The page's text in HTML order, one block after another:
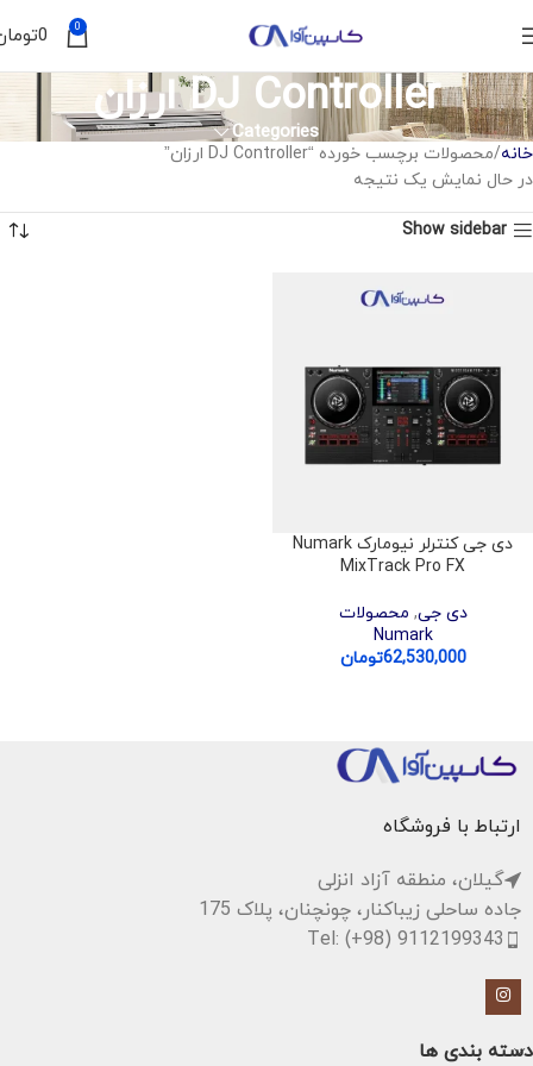
0
0
DJ Controller ارزان
Categories
خانه محصولات برچسب خورده “DJ Controller ارزان”
در حال نمایش یک نتیجه
Show sidebar
دی جی کنترلر نیومارک Numark
MixTrack Pro FX
دی جی, محصولات
Numark
62,530,000تومان
ارتباط با فروشگاه
گیلان، منطقه آزاد انزلی
جاده ساحلی زیباکنار، چونچنان، پلاک 175
Tel: (+98) 9112199343
دسته بندی ها